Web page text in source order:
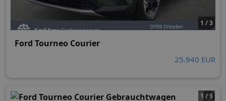
1 / 3
Ford Tourneo Courier
25.940 EUR
1 / 3